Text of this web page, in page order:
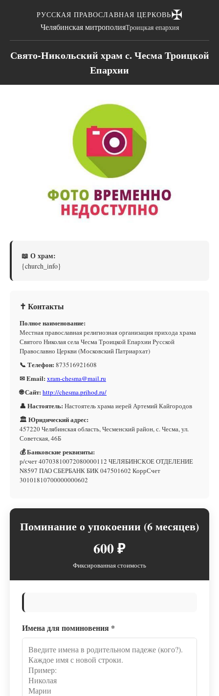
РУССКАЯ ПРАВОСЛАВНАЯ ЦЕРКОВЬ✠
Челябинская митрополияТроицкая епархия
Свято-Никольский храм с. Чесма Троицкой
Епархии
📖 О храм:
{church_info}
✝ Контакты
Полное наименование:
Местная православная религиозная организация прихода храма
Святого Николая села Чесма Троицкой Епархии Русской
Православно Церкви (Московский Патриархат)
📞 Телефон: 873516921608
✉ Email: xram-chesma@mail.ru
🌐 Сайт: http://chesma.prihod.ru/
👤 Настоятель: Настоятель храма иерей Артемий Кайгородов
🏛 Юридический адрес:
457220 Челябинская область, Чесменский район, с. Чесма, ул.
Советская, 46Б
💰 Банковские реквизиты:
р/счет 40703810072080000112 ЧЕЛЯБИНСКОЕ ОТДЕЛЕНИЕ
N8597 ПАО СБЕРБАНК БИК 047501602 КоррСчет
30101810700000000602
Поминание о упокоении (6 месяцев)
600 ₽
Фиксированная стоимость
Имена для поминовения *